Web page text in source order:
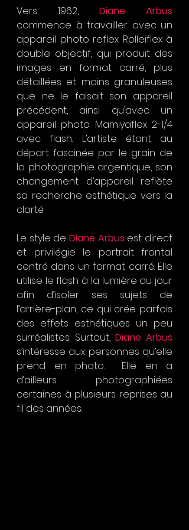
Vers 1962,
commence à travailler avec un
appareil photo reflex Rolleiflex à
double objectif, qui produit des
images en format carré, plus
détaillées et moins granuleuses
que ne le faisait son appareil
précédent, ainsi qu’avec un
appareil photo Mamiyaflex 2-1/4
avec flash. L’artiste étant au
départ fascinée par le grain de
la photographie argentique, son
changement d’appareil reflète
sa recherche esthétique vers la
clarté.
Le style de Diane Arbus est direct
et privilégie le portrait frontal
centré dans un format carré. Elle
utilise le flash à la lumière du jour
afin d’isoler ses sujets de
l’arrière-plan, ce qui crée parfois
des effets esthétiques un peu
surréalistes. Surtout, Diane Arbus
s’intéresse aux personnes qu’elle
prend en photo.  Elle en a
d’ailleurs photographiées
certaines à plusieurs reprises au
fil des années.